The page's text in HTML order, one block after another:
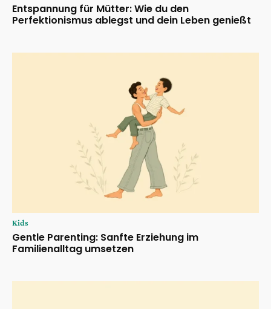
Entspannung für Mütter: Wie du den
Perfektionismus ablegst und dein Leben genießt
Kids
Gentle Parenting: Sanfte Erziehung im
Familienalltag umsetzen